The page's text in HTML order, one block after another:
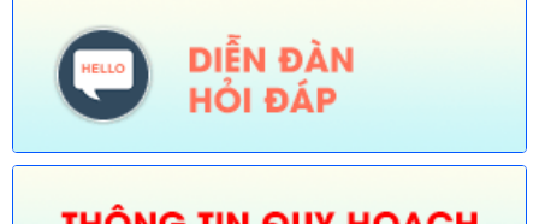
hóa, Thể thao và Du lịch)
Ngày ban hành: (30/07/2026)
674/TB-UBND
(Thông báo về việc công bố Danh mục thủ tục hành chính
được sửa đổi, bổ sung, thay thế, bãi bỏ trong lĩnh vực đường
thủy nội địa thuộc phạm vi chức năng quản lý của Sở Xây dựng)